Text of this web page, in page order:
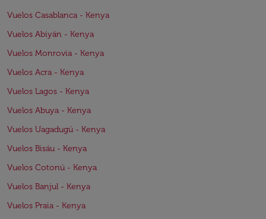
Vuelos Casablanca - Kenya
Vuelos Abiyán - Kenya
Vuelos Monrovia - Kenya
Vuelos Acra - Kenya
Vuelos Lagos - Kenya
Vuelos Abuya - Kenya
Vuelos Uagadugú - Kenya
Vuelos Bisáu - Kenya
Vuelos Cotonú - Kenya
Vuelos Banjul - Kenya
Vuelos Praia - Kenya